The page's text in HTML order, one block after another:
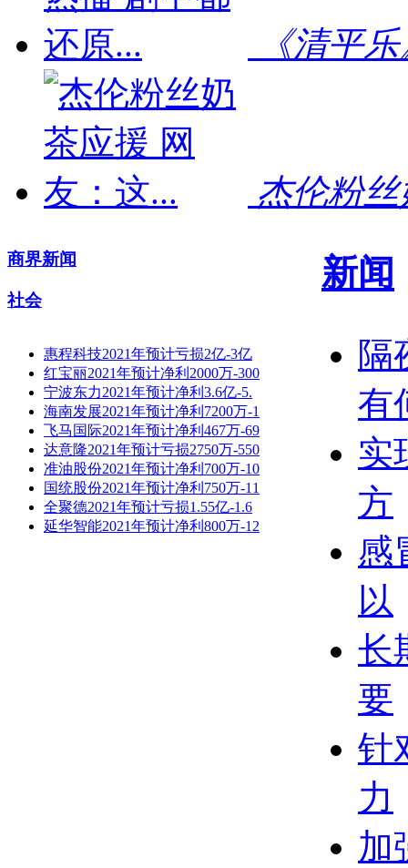
《清平
杰伦粉
商界新闻
社会
惠程科技2021年预计亏损2亿-3亿
红宝丽2021年预计净利2000万-300
宁波东力2021年预计净利3.6亿-5.
海南发展2021年预计净利7200万-1
飞马国际2021年预计净利467万-69
达意隆2021年预计亏损2750万-550
准油股份2021年预计净利700万-10
国统股份2021年预计净利750万-11
全聚德2021年预计亏损1.55亿-1.6
延华智能2021年预计净利800万-12
新闻
隔
有
实
方
感
以
长
要
针
力
加